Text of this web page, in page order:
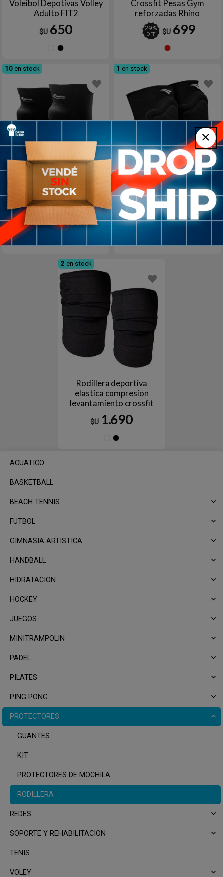
ACUATICO
BASKETBALL
BEACH TENNIS
FUTBOL
GIMNASIA ARTISTICA
HANDBALL
HIDRATACION
HOCKEY
JUEGOS
MINITRAMPOLIN
PADEL
PILATES
PING PONG
PROTECTORES
GUANTES
KIT
PROTECTORES DE MOCHILA
RODILLERA
REDES
SOPORTE Y REHABILITACION
TENIS
VOLEY
Voleibol Depotivas Volley
Adulto FIT2
$U 650
Crossfit Pesas Gym
reforzadas Rhino
29%
OFF $U 699
10 en stock
Rodillera Voley Protección
Weston Negro Unitalla
19%
OFF $U 890
Negro
1 en stock
Rodillera Protección
Voleibol Indoor Volley V
PENALTY
1.290
Blanco
2 en stock
Rodillera deportiva
elastica compresion
levantamiento crossfit
$U 1.690